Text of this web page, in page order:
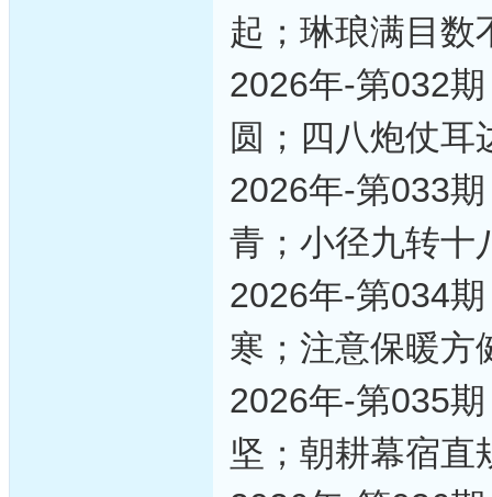
起；琳琅满目数
2026年-第032
圆；四八炮仗耳
2026年-第033
青；小径九转十
2026年-第034
寒；注意保暖方
2026年-第035
坚；朝耕幕宿直